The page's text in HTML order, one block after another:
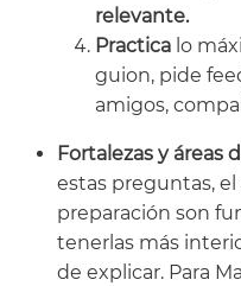
relevante.
Practica lo
guion, pide
amigos,
Fortalezas y áreas
estas preguntas,
preparación son
tenerlas más
de explicar. Para